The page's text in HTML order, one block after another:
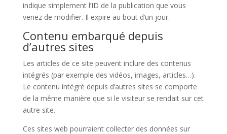
indique simplement l’ID de la publication que vous
venez de modifier. Il expire au bout d’un jour.
Contenu embarqué depuis
d’autres sites
Les articles de ce site peuvent inclure des contenus
intégrés (par exemple des vidéos, images, articles…).
Le contenu intégré depuis d’autres sites se comporte
de la même manière que si le visiteur se rendait sur cet
autre site.
Ces sites web pourraient collecter des données sur